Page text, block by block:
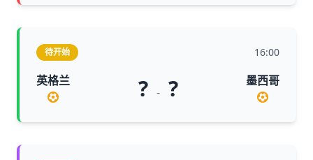
待开始 16:00
英格兰 ? - ? 墨西哥